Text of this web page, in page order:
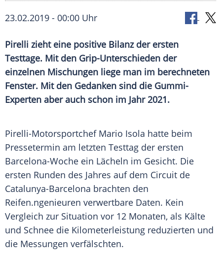
23.02.2019 - 00:00 Uhr
Pirelli zieht eine positive Bilanz der ersten
Testtage. Mit den Grip-Unterschieden der
einzelnen Mischungen liege man im berechneten
Fenster. Mit den Gedanken sind die Gummi-
Experten aber auch schon im Jahr 2021.
Pirelli-Motorsportchef Mario Isola hatte beim
Pressetermin am letzten Testtag der ersten
Barcelona-Woche ein Lächeln im Gesicht. Die
ersten Runden des Jahres auf dem Circuit de
Catalunya-Barcelona brachten den
Reifen.ngenieuren verwertbare Daten. Kein
Vergleich zur Situation vor 12 Monaten, als Kälte
und Schnee die Kilometerleistung reduzierten und
die Messungen verfälschten.